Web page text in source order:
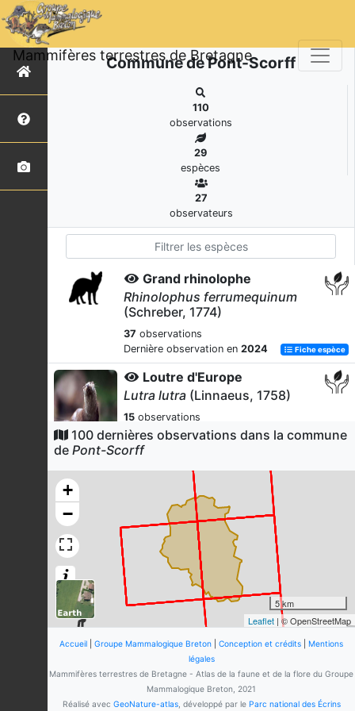
Mammifères terrestres de Bretagne
Commune de Pont-Scorff
110
observations
29
espèces
27
observateurs
Grand rhinolophe
Rhinolophus ferrumequinum
(Schreber, 1774)
37 observations
Dernière observation en 2024 Fiche espèce
Loutre d'Europe
Lutra lutra (Linnaeus, 1758)
15 observations
Dernière observation en 2023 Fiche espèce
Myotis myotis
(Borkhausen,
observations
Dernière observation en
Écureuil roux
Sciurus vulgaris
Linnaeus, 1758
8
observations
Dernière observation en
2019 Fiche espèce
Chevreuil européen
Capreolus capreolus
1758)
observations
100 dernières observations dans la commune
de Pont-Scorff
+
−
5 km
Leaflet | © OpenStreetMap
Accueil Groupe Mammalogique Breton Conception et crédits
Mentions
légales
Mammifères terrestres de Bretagne - Atlas de la faune et de la flore du Groupe
Mammalogique Breton, 2021
Réalisé avec GeoNature-atlas, développé par le Parc national des Écrins